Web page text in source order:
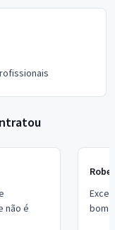
não é
bom